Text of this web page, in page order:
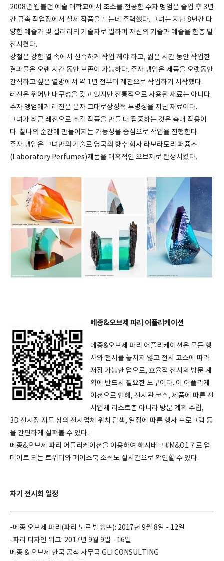
2008년 웸블던 예술 대학교에서 조소를 전공한 주자 멩엄은 졸업 후 3년
간 금속 작업장에서 철제 작품을 드는데 주력했다. 그녀는 지난 8년간 다
양한 예술가 및 갤러리의 기술자로 일하며 자신의 기술과 예술을 한층 발
전시켰다.
강철은 강한 열 속에서 신속하게 작업 해야 하고, 짧은 시간 동안 작업한
결과물은 오랜 시간 동안 보존이 가능하다. 주자 멩엄은 제품을 오랫동안
간직하고 싶은 열망에서 약 1년 전부터 레진으로 작업하기 시작했다.
레진은 뛰어난 내구성을 갖고 있지만 전통적으로 사용된 재료는 아니다.
주자 멩엄에게 레진은 문자 그대로상징적 투명성을 지닌 재료이다.
그녀가 최근 레진으로 조각 작품을 만들 때 집중하는 것은 촉매 작용이
다. 찰나의 순간에 만들어지는 가능성을 중심으로 작업을 진행한다.
주자 멩엄은 그녀만의 기술로 영국의 향수 회사 라보라토리 퍼퓸즈
(Laboratory Perfumes)제품을 매혹적인 오브제로 탄생시켰다.
메종&오브제 파리 어플리케이션
메종&오브제 파리 어플리케이션은 모든 행
사와 전시를 놓치지 않고 전시 코스에 따라
저장 가능한 앱으로, 효율적 전시회 방문 계
획에 반드시 필요한 도구이다. 이 어플리케
이션으로 인해, 전시관 코스, 제품에 따른 전
시업체 리스트뿐 아니라 방문 계획 수립,
3D 전시장 지도 상의 전시업체 위치 탐색, 일정에 따른 행사 프로그램 등
을 간편하게 살펴볼 수 있다.
메종&오브제 파리 어플리케이션을 이용하여 해시태그 #M&O1７로 업
데이트 되는 트위터와 페이스북 소식도 실시간으로 확인할 수 있다.
차기 전시회 일정
-메종 오브제 파리(파리 노르 빌뺑뜨): 2017년 9월 8일 - 12일
-파리 디자인 위크: 2017년 9월 9일 - 16일
메종 & 오브제 한국 공식 사무국 GLI CONSULTING